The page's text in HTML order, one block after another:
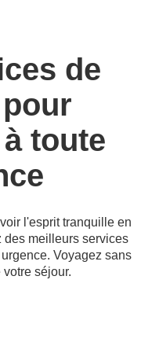
de
toute
l'esprit tranquille en
des meilleurs services
Voyagez sans
séjour.